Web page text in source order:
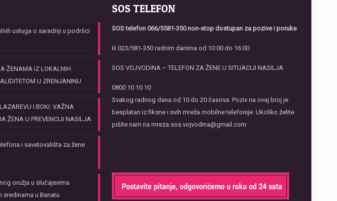
usluga o saradnji u podršci
ŽENAMA IZ LOKALNIH
U ZRENJANINU
I BOKI: VAŽNA
ŽENA U PREVENCIJI NASILJA
i savetovališta za žene
oružja u slučajevima
u Banatu
SOS TELEFON
SOS telefon 066/5581-350 non-stop dostupan za pozive i poruke
ili 023/581-350 radnim danima od 10:00 do 16:00
SOS VOJVODINA – TELEFON ZA ŽENE U SITUACIJI NASILJA
0800 10 10 10
Svakog radnog dana od 10 do 20 časova. Poziv na ovaj broj je
besplatan iz fiksne i svih mreža mobilne telefonije. Ukoliko želite
pišite nam na mreza.sos.vojvodina@gmail.com